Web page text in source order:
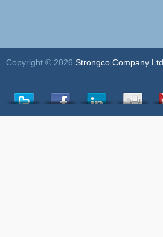
Copyright © 2026 Strongco Company Ltd.